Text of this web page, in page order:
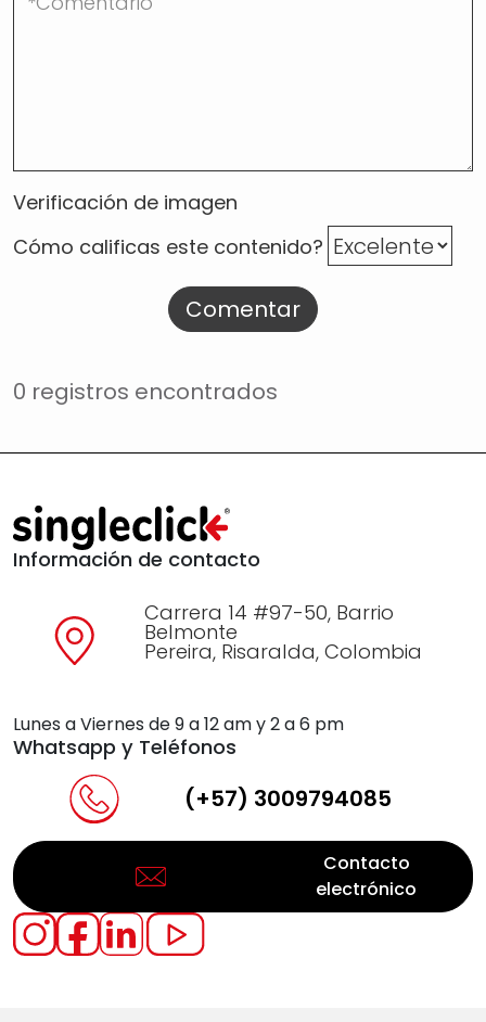
Verificación de imagen
Cómo calificas este contenido?
Comentar
0 registros encontrados
Información de contacto
Carrera 14 #97-50, Barrio
Belmonte
Pereira, Risaralda, Colombia
Lunes a Viernes de 9 a 12 am y 2 a 6 pm
Whatsapp y Teléfonos
(+57) 3009794085
Contacto
electrónico